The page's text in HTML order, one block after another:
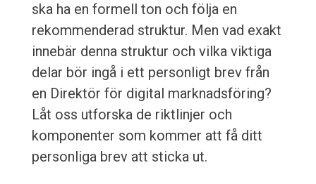
ska ha en formell ton och följa en
rekommenderad struktur. Men vad exakt
innebär denna struktur och vilka viktiga
delar bör ingå i ett personligt brev från
en Direktör för digital marknadsföring?
Låt oss utforska de riktlinjer och
komponenter som kommer att få ditt
personliga brev att sticka ut.